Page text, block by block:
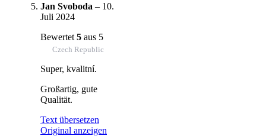
Jan Svoboda – 10.
Juli 2024
Bewertet 5 aus 5
Czech Republic
Super, kvalitní.
Großartig, gute
Qualität.
Text übersetzen
Original anzeigen